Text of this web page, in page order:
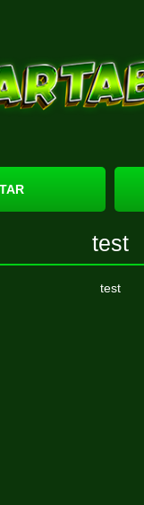
test
test